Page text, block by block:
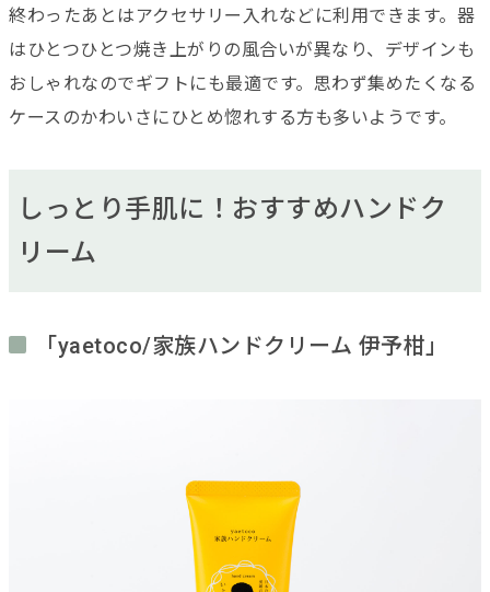
終わったあとはアクセサリー入れなどに利用できます。器
はひとつひとつ焼き上がりの風合いが異なり、デザインも
おしゃれなのでギフトにも最適です。思わず集めたくなる
ケースのかわいさにひとめ惚れする方も多いようです。
しっとり手肌に！おすすめハンドク
リーム
「yaetoco/家族ハンドクリーム 伊予柑」